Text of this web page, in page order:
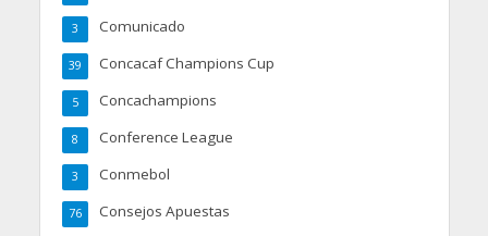
Comunicado
3
Concacaf Champions Cup
39
Concachampions
5
Conference League
8
Conmebol
3
Consejos Apuestas
76